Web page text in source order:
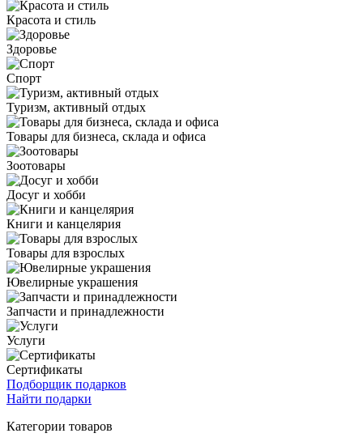
Красота и стиль
Здоровье
Спорт
Туризм, активный отдых
Товары для бизнеса, склада и офиса
Зоотовары
Досуг и хобби
Книги и канцелярия
Товары для взрослых
Ювелирные украшения
Запчасти и принадлежности
Услуги
Сертификаты
Подборщик подарков
Найти подарки
Категории товаров